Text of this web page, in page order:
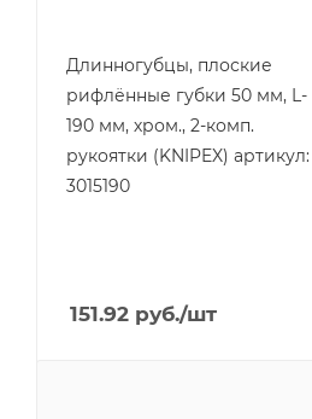
Длинногубцы, плоские
рифлённые губки 50 мм, L-
190 мм, хром., 2-комп.
рукоятки (KNIPEX) артикул:
3015190
151.92 руб./шт